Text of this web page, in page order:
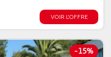
VOIR L'OFFRE
-15%